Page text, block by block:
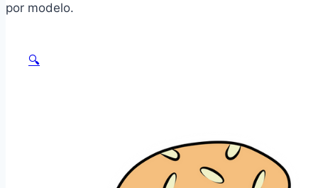
por modelo.
🔍